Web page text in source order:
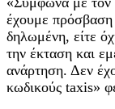
έχουμε πρόσβαση
δηλωμένη, είτε
την έκταση και
ανάρτηση. Δεν
κωδικούς taxis»